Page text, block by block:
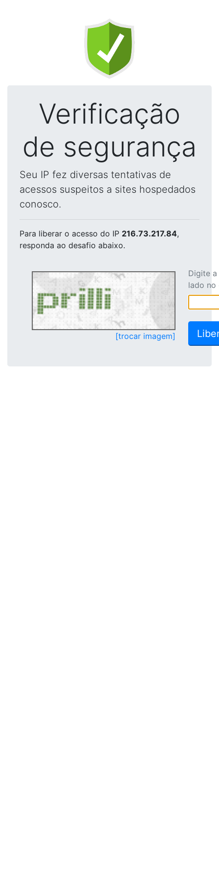
Verificação
de segurança
Seu IP fez diversas tentativas de
acessos suspeitos a sites hospedados
conosco.
Para liberar o acesso do IP 216.73.217.84,
responda ao desafio abaixo.
[trocar imagem]
Digite
lado no